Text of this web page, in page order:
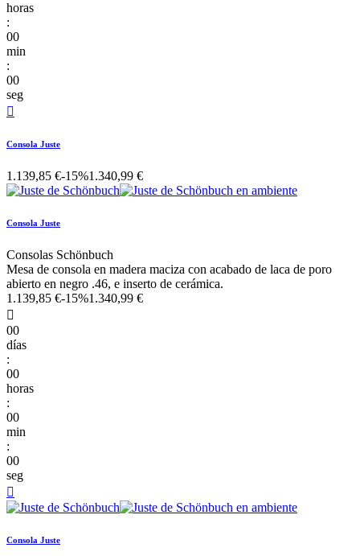
horas
:
00
min
:
00
seg

Consola Juste
1.139,85 €-15%1.340,99 €
Consola Juste
Consolas Schönbuch
Mesa de consola en madera maciza con acabado de laca de poro
abierto en negro .46, e inserto de cerámica.
1.139,85 €-15%1.340,99 €

00
días
:
00
horas
:
00
min
:
00
seg

Consola Juste